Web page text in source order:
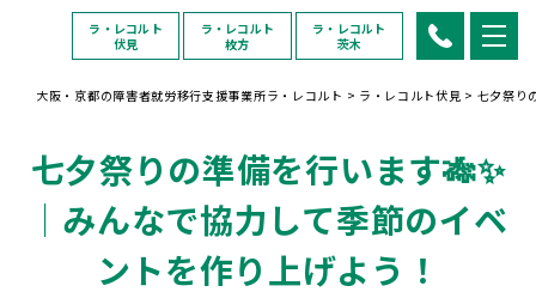
ラ・レコルト
伏見
ラ・レコルト
枚方
ラ・レコルト
茨木
大阪・京都の障害者就労移行支援事業所ラ・レコルト > ラ・レコルト伏見 > 七夕祭り
七夕祭りの準備を行います🎋✨
｜みんなで協力して季節のイベ
ントを作り上げよう！